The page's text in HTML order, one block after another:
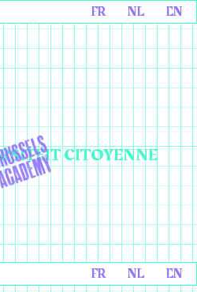
FR NL EN
CITOYENNE
FR NL EN